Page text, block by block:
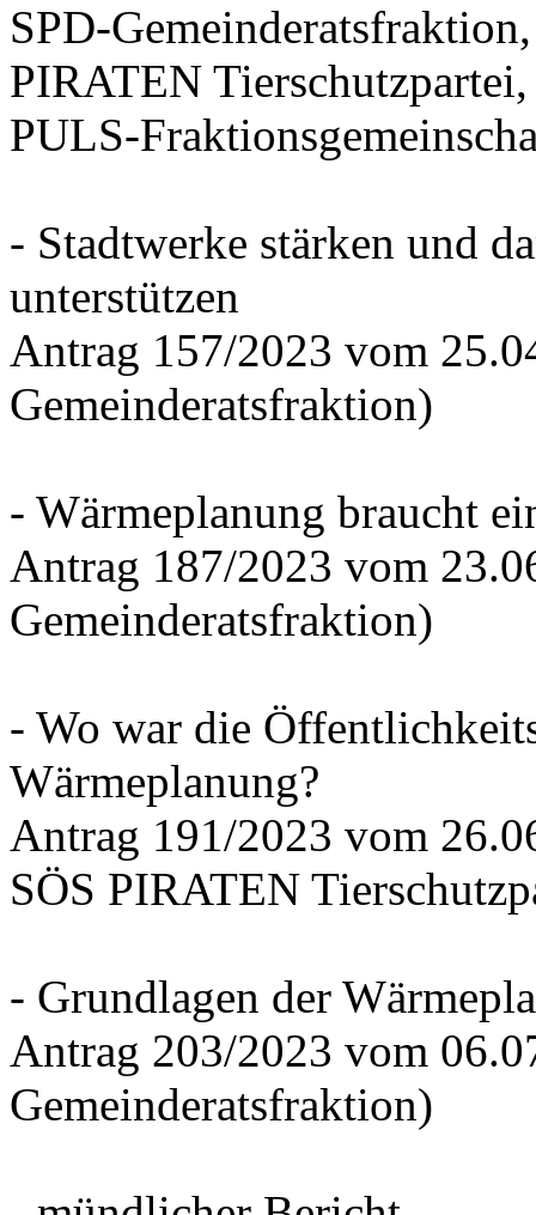
SPD-
PIRATEN Tierschutzpartei,
PULS-
- Stadtwerke stärken und
unterstützen
Antrag 157/2023 vom
Gemeinderatsfraktion)
- Wärmeplanung braucht
Antrag 187/2023 vom
Gemeinderatsfraktion)
- Wo war die
Wärmeplanung?
Antrag 191/2023 vom
SÖS PIRATEN
- Grundlagen der
Antrag 203/2023 vom
Gemeinderatsfraktion)